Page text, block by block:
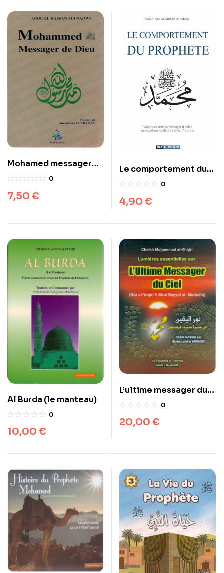
Mohamed messager
de Dieu
0
7,50 €
Le comportement du
Prophète 0
4,90 €
Al Burda (le manteau)
0
10,00 €
L’ultime messager du
ciel – نور اليقين في سيرة
0
20,00 €